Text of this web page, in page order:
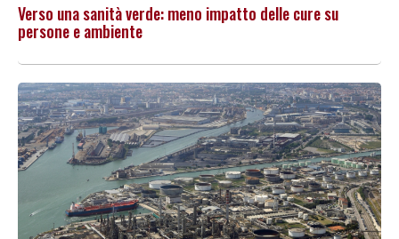
Verso una sanità verde: meno impatto delle cure su
persone e ambiente